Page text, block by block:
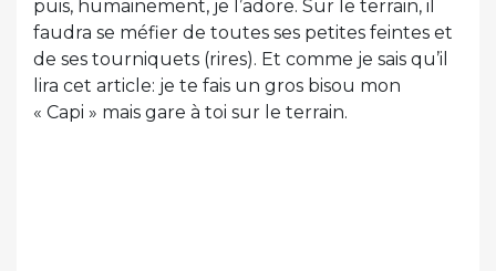
puis, humainement, je l’adore. Sur le terrain, il
faudra se méfier de toutes ses petites feintes et
de ses tourniquets (rires). Et comme je sais qu’il
lira cet article: je te fais un gros bisou mon
« Capi » mais gare à toi sur le terrain.